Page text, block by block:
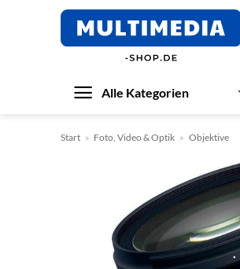
Alle Kategorien
Start » Foto, Video & Optik » Objektive